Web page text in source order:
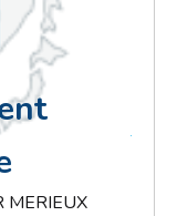
MERIEUX